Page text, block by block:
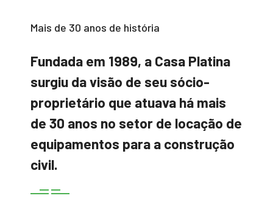
Mais de 30 anos de história
Fundada em 1989, a Casa Platina
surgiu da visão de seu sócio-
proprietário que atuava há mais
de 30 anos no setor de locação de
equipamentos para a construção
civil.